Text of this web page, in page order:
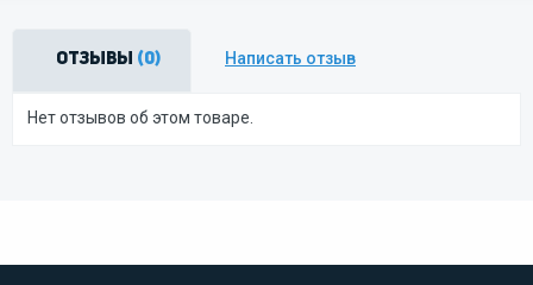
Отзывы (0) Написать отзыв
Нет отзывов об этом товаре.